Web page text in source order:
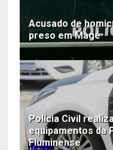
Acusado de
preso em Magé
Polícia Civil
equipamentos da
Fluminense